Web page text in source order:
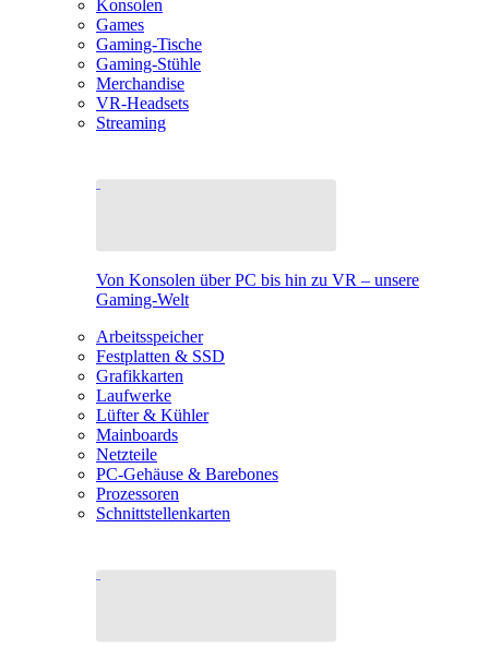
Konsolen
Games
Gaming-Tische
Gaming-Stühle
Merchandise
VR-Headsets
Streaming
Von Konsolen über PC bis hin zu VR – unsere
Gaming-Welt
Arbeitsspeicher
Festplatten & SSD
Grafikkarten
Laufwerke
Lüfter & Kühler
Mainboards
Netzteile
PC-Gehäuse & Barebones
Prozessoren
Schnittstellenkarten